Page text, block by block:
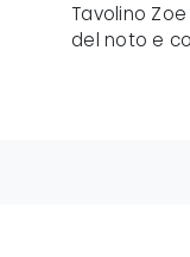
Tavolino
del noto e